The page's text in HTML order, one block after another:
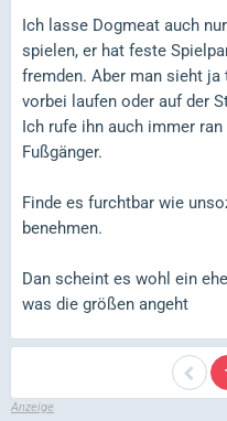
Ich lasse Dogmeat auch
spielen, er hat feste
fremden. Aber man sieht
vorbei laufen oder auf der
Ich rufe ihn auch immer
Fußgänger.
Finde es furchtbar wie
benehmen.
Dan scheint es wohl ein
was die größen angeht